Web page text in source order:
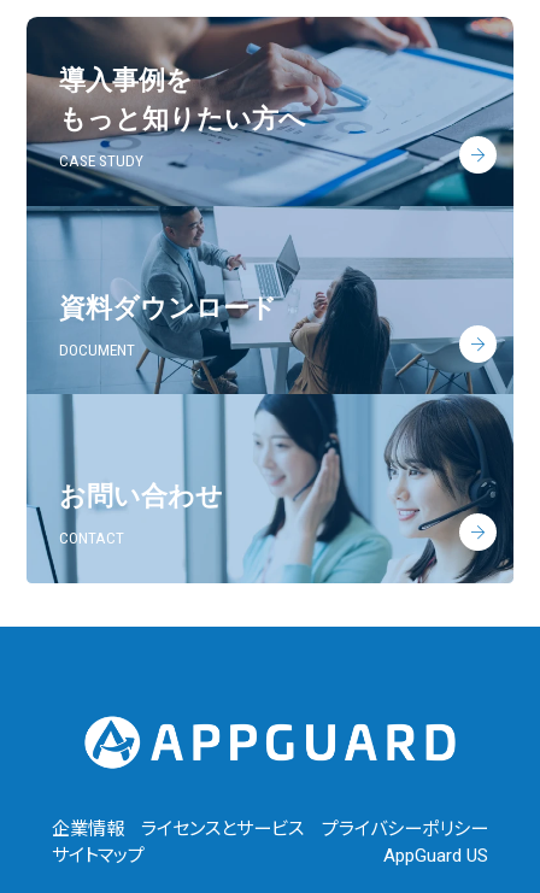
導入事例を
もっと知りたい方へ
CASE STUDY
資料ダウンロード
DOCUMENT
お問い合わせ
CONTACT
企業情報 ライセンスとサービス
プライバシーポリシー
サイトマップ
AppGuard US